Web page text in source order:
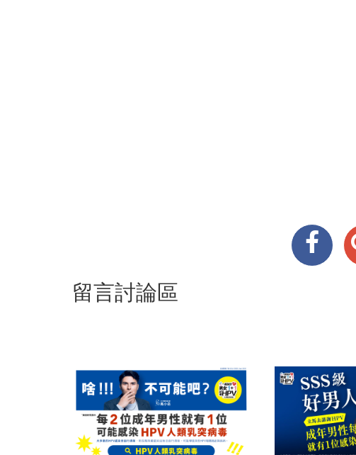
留言討論區